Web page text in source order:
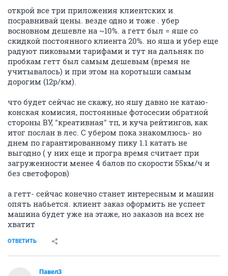
открой все три приложения клиентских и
посравнивай цены. везде одно и тоже . убер
восновном дешевле на ~10%. а гетт был = яше со
скидкой постоянного клиента 20%. но яша и убер еще
радуют пиковыми тарифами и тут на дальняк по
пробкам гетт был самым дешевым (время не
учитывалось) и при этом на коротыши самым
дорогим (12р/км).
что будет сейчас не скажу, но яшу давно не катаю-
конская комисия, постоянные фотосесии обратной
стороны ВУ, "креативная" тп, и куча рейтингов, как
итог послан в лес. С убером пока знакомлюсь- но
днем по гарантированному пику 1.1 катать не
выгодно ( у них еще и програ время считает при
загруженности менее 4 балов по скорости 55км/ч и
без светофоров)
а гетт- сейчас конечно станет интересным и машин
опять набьется. клиент заказ оформить не успеет
машина будет уже на этаже, но заказов на всех не
хватит
ОТВЕТИТЬ
Павел3